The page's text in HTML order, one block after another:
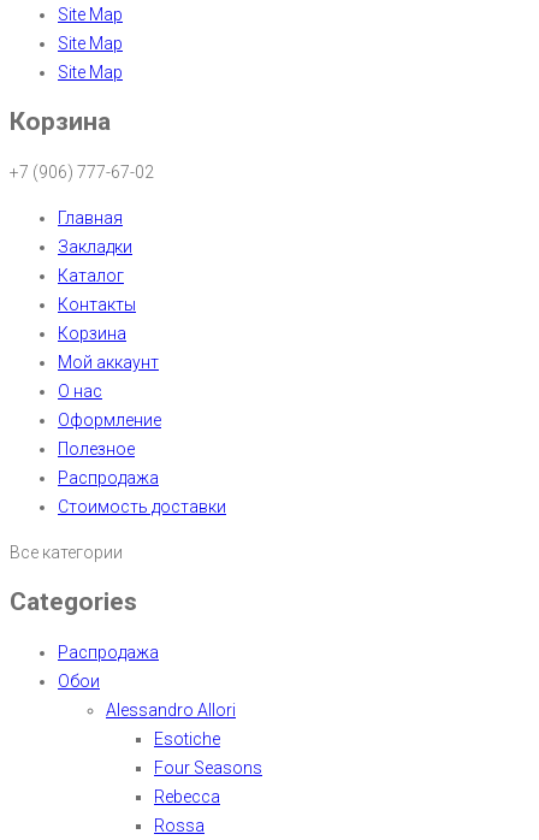
Site Map
Site Map
Site Map
Корзина
+7 (906) 777-67-02
Главная
Закладки
Каталог
Контакты
Корзина
Мой аккаунт
О нас
Оформление
Полезное
Распродажа
Стоимость доставки
Все категории
Categories
Распродажа
Обои
Alessandro Allori
Esotiche
Four Seasons
Rebecca
Rossa